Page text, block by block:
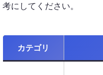
考にしてください。
カテゴリ